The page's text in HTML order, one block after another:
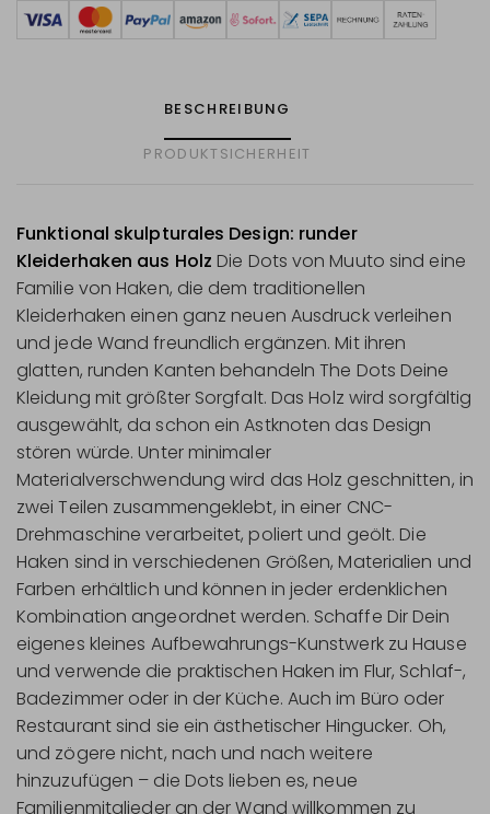
BESCHREIBUNG
PRODUKTSICHERHEIT
Funktional skulpturales Design: runder
Kleiderhaken aus Holz Die Dots von Muuto sind eine
Familie von Haken, die dem traditionellen
Kleiderhaken einen ganz neuen Ausdruck verleihen
und jede Wand freundlich ergänzen. Mit ihren
glatten, runden Kanten behandeln The Dots Deine
Kleidung mit größter Sorgfalt. Das Holz wird sorgfältig
ausgewählt, da schon ein Astknoten das Design
stören würde. Unter minimaler
Materialverschwendung wird das Holz geschnitten, in
zwei Teilen zusammengeklebt, in einer CNC-
Drehmaschine verarbeitet, poliert und geölt. Die
Haken sind in verschiedenen Größen, Materialien und
Farben erhältlich und können in jeder erdenklichen
Kombination angeordnet werden. Schaffe Dir Dein
eigenes kleines Aufbewahrungs-Kunstwerk zu Hause
und verwende die praktischen Haken im Flur, Schlaf-,
Badezimmer oder in der Küche. Auch im Büro oder
Restaurant sind sie ein ästhetischer Hingucker. Oh,
und zögere nicht, nach und nach weitere
hinzuzufügen – die Dots lieben es, neue
Familienmitglieder an der Wand willkommen zu